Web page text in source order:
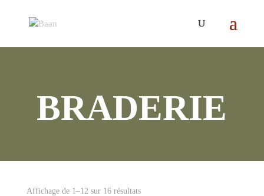
BRADERIE
Affichage de 1–12 sur 16 résultatsTrié